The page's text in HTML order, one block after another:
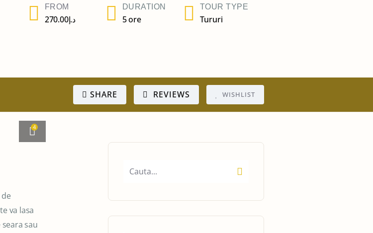
FROM
د.إ270.00
DURATION
5 ore
TOUR TYPE
Tururi
SHARE REVIEWS WISHLIST
4
va lasa
sau